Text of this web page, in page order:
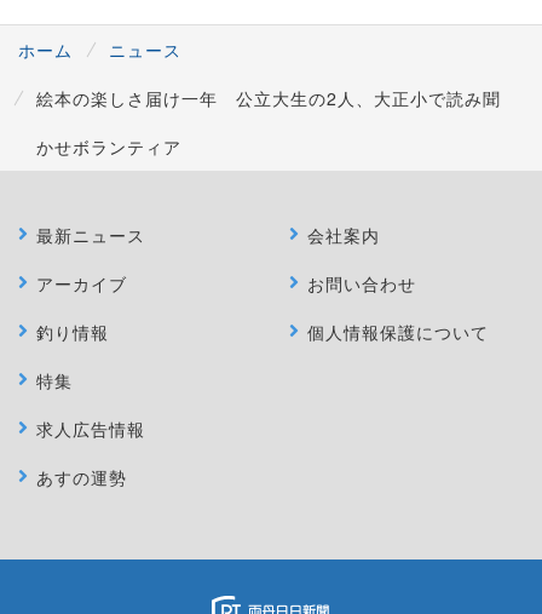
ホーム
ニュース
絵本の楽しさ届け一年 公立大生の2人、大正小で読み聞
かせボランティア
最新ニュース
アーカイブ
釣り情報
特集
求人広告情報
あすの運勢
会社案内
お問い合わせ
個人情報保護について